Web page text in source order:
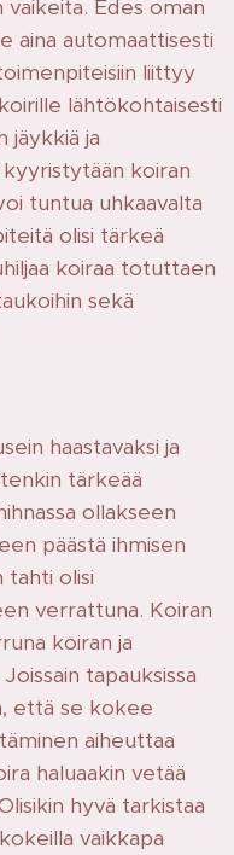
Edes oman
aina automaattisesti
liittyy
lähtökohtaisesti
jäykkiä ja
koiran
tuntua uhkaavalta
olisi tärkeä
koiraa totuttaen
sekä
haastavaksi ja
tärkeää
ollakseen
päästä ihmisen
tahti olisi
verrattuna. Koiran
koiran ja
tapauksissa
että se kokee
aiheuttaa
haluaakin vetää
hyvä tarkistaa
vaikkapa